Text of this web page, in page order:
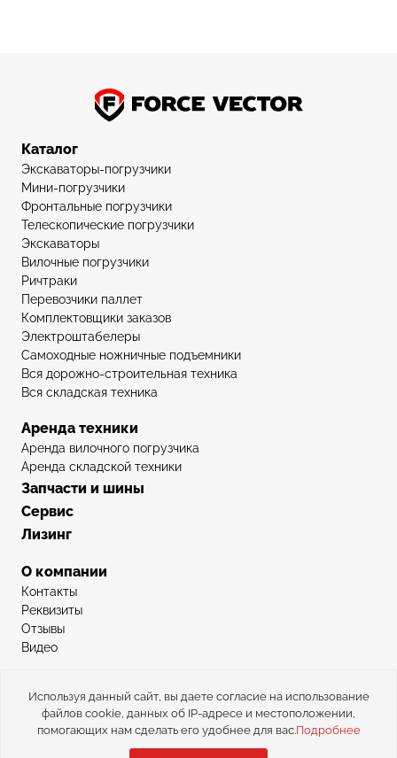
Каталог
Экскаваторы-погрузчики
Мини-погрузчики
Фронтальные погрузчики
Телескопические погрузчики
Экскаваторы
Вилочные погрузчики
Ричтраки
Перевозчики паллет
Комплектовщики заказов
Электроштабелеры
Самоходные ножничные подъемники
Вся дорожно-строительная техника
Вся складская техника
Аренда техники
Аренда вилочного погрузчика
Аренда складской техники
Запчасти и шины
Сервис
Лизинг
О компании
Контакты
Реквизиты
Отзывы
Видео
Force vector – продажа складской и дорожно-строительной
техники © ООО «Вектор силы» 2015-2026. Политика
конфиденциальности
Используя данный сайт, вы даете согласие на использование
файлов cookie, данных об IP-адресе и местоположении,
помогающих нам сделать его удобнее для вас.Подробнее